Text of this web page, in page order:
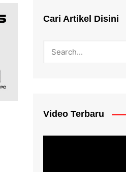
Cari Artikel Disini
Video Terbaru